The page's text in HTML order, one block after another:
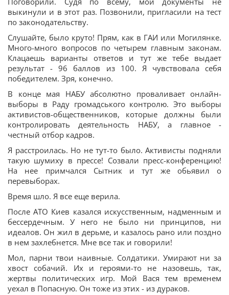
выкинули и в этот раз. Позвонили, пригласили на тест
по законодательству.
Слушайте, было круто! Прям, как в ГАИ или Могилянке.
Много-много вопросов по четырем главным законам.
Клацаешь варианты ответов и тут же тебе выдает
результат - 96 баллов из 100. Я чувствовала себя
победителем. Зря, конечно.
В конце мая НАБУ абсолютно проваливает онлайн-
выборы в Раду громадського контролю. Это выборы
активистов-общественников, которые должны были
контролировать деятельность НАБУ, а главное -
честный отбор кадров.
Я расстроилась. Но не тут-то было. Активисты подняли
такую шумиху в прессе! Созвали пресс-конференцию!
На нее примчался Сытник и тут же обьявил о
перевыборах.
Время шло. Я все еще верила.
После АТО Киев казался искусственным, надменным и
бессердечным. У него не было ни принципов, ни
идеалов. Он жил в дерьме, и казалось рано или поздно
в нем захлебнется. Мне все так и говорили!
Мол, парни твои наивные. Солдатики. Умирают ни за
хвост собачий. Их и героями-то не назовешь, так,
жертвы политических игр. Мой Вася тем временем
уехал в Попасную. Он тоже из этих - из дураков.